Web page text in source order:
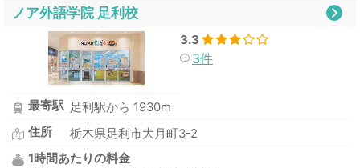
ノア外語学院 足利校
3.3
3件
最寄駅 足利駅から 1930m
住所
栃木県足利市大月町3-2
1時間あたりの料金